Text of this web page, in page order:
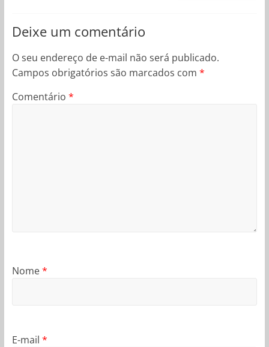
Deixe um comentário
O seu endereço de e-mail não será publicado.
Campos obrigatórios são marcados com *
Comentário *
Nome*
E-mail *